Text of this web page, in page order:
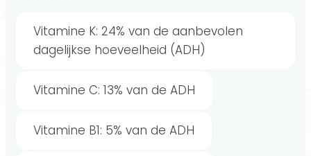
Vitamine K: 24% van de aanbevolen
dagelijkse hoeveelheid (ADH)
Vitamine C: 13% van de ADH
Vitamine B1: 5% van de ADH